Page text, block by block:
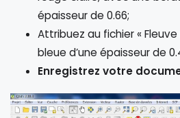
épaisseur de 0.66;
Attribuez au fichier «
bleue d’une épaisseur de
Enregistrez votre